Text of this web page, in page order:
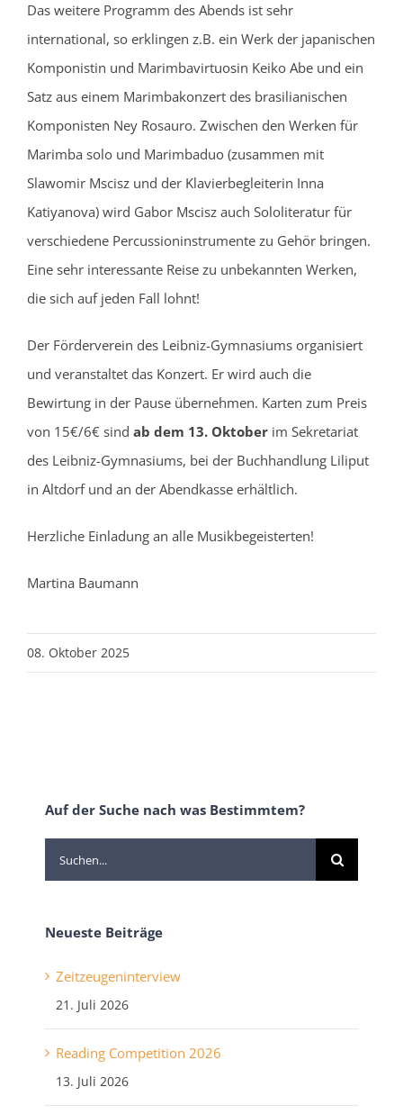
Das weitere Programm des Abends ist sehr
international, so erklingen z.B. ein Werk der japanischen
Komponistin und Marimbavirtuosin Keiko Abe und ein
Satz aus einem Marimbakonzert des brasilianischen
Komponisten Ney Rosauro. Zwischen den Werken für
Marimba solo und Marimbaduo (zusammen mit
Slawomir Mscisz und der Klavierbegleiterin Inna
Katiyanova) wird Gabor Mscisz auch Sololiteratur für
verschiedene Percussioninstrumente zu Gehör bringen.
Eine sehr interessante Reise zu unbekannten Werken,
die sich auf jeden Fall lohnt!
Der Förderverein des Leibniz-Gymnasiums organisiert
und veranstaltet das Konzert. Er wird auch die
Bewirtung in der Pause übernehmen. Karten zum Preis
von 15€/6€ sind ab dem 13. Oktober im Sekretariat
des Leibniz-Gymnasiums, bei der Buchhandlung Liliput
in Altdorf und an der Abendkasse erhältlich.
Herzliche Einladung an alle Musikbegeisterten!
Martina Baumann
08. Oktober 2025
Auf der Suche nach was Bestimmtem?
Suche
nach:
Neueste Beiträge
Zeitzeugeninterview
21. Juli 2026
Reading Competition 2026
13. Juli 2026